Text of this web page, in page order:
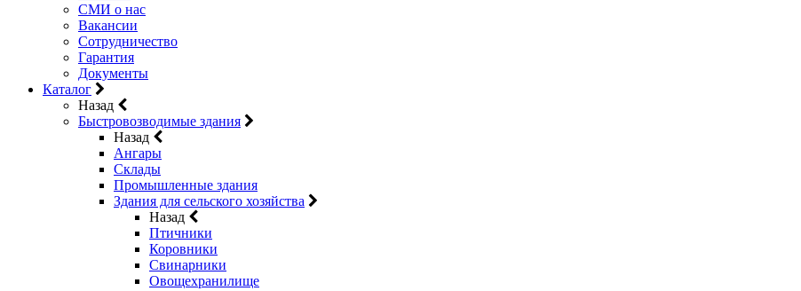
СМИ о нас
Вакансии
Сотрудничество
Гарантия
Документы
Каталог
Назад
Быстровозводимые здания
Назад
Ангары
Склады
Промышленные здания
Здания для сельского хозяйства
Назад
Птичники
Коровники
Свинарники
Овощехранилище